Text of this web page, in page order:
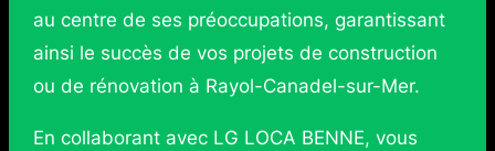
au centre de ses préoccupations, garantissant
ainsi le succès de vos projets de construction
ou de rénovation à Rayol-Canadel-sur-Mer.
En collaborant avec LG LOCA BENNE, vous